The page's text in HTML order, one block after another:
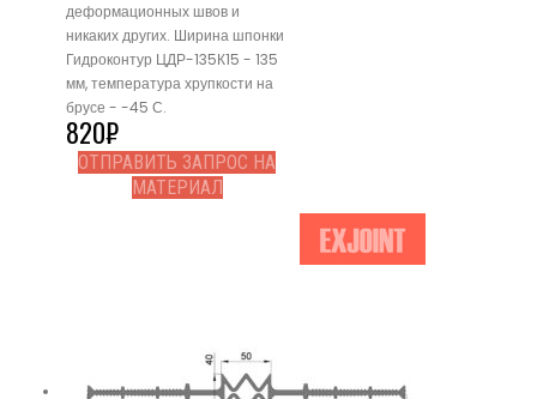
деформационных швов и
никаких других. Ширина шпонки
Гидроконтур ЦДР-135К15 - 135
мм, температура хрупкости на
брусе - -45 С.
820₽
ОТПРАВИТЬ ЗАПРОС НА
МАТЕРИАЛ